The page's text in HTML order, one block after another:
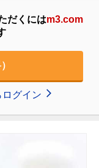
だくにはm3.com
グイン